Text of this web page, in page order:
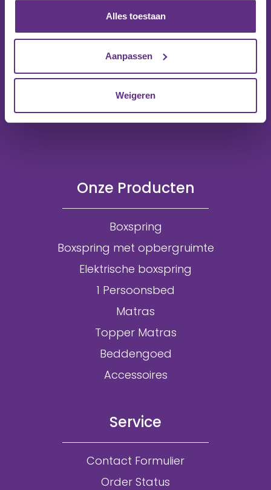
Alles toestaan
Aanpassen
Weigeren
Onze Producten
Boxspring
Boxspring met opbergruimte
Elektrische boxspring
1 Persoonsbed
Matras
Topper Matras
Beddengoed
Accessoires
Service
Contact Formulier
Order Status